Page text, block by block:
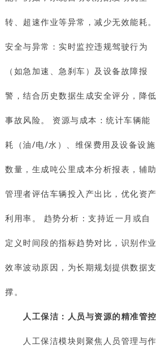
转、超速作业等异常，减少无效能耗。
安全与异常：实时监控违规驾驶行为
（如急加速、急刹车）及设备故障报
警，结合历史数据生成安全评分，降低
事故风险。 资源与成本：统计车辆能
耗（油/电/水）、维保费用及设备设施
数量，生成吨公里成本分析报表，辅助
管理者评估车辆投入产出比，优化资产
利用率。 趋势分析：支持近一月或自
定义时间段的指标趋势对比，识别作业
效率波动原因，为长期规划提供数据支
撑。
人工保洁：人员与资源的精准管控
人工保洁模块则聚焦人员管理与作